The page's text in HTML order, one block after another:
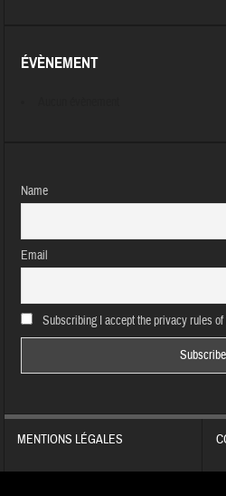
ÉVÈNEMENT
Name
Email
Subscribing I accept the privacy rules
MENTIONS LÉGALES